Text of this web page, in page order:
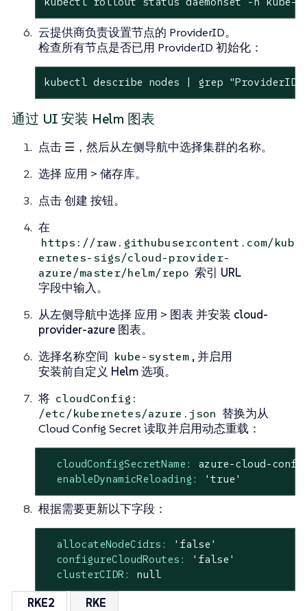
云提供商负责设置节点的 ProviderID。
检查所有节点是否已用 ProviderID 初始化：
kubectl describe nodes | grep "ProviderID"
通过 UI 安装 Helm 图表
点击 ☰ ，然后从左侧导航中选择集群的名称。
选择 应用 > 储存库。
点击创建 按钮。
在
https://raw.githubusercontent.com/kub
ernetes-sigs/cloud-provider-
azure/master/helm/repo 索引 URL
字段中输入。
从左侧导航中选择 应用 > 图表 并安装 cloud-
provider-azure 图表。
选择名称空间 kube-system, 并启用
安装前自定义 Helm 选项。
将 cloudConfig:
/etc/kubernetes/azure.json 替换为从
Cloud Config Secret 读取并启用动态重载：
cloudConfigSecretName:
azure-cloud-
enableDynamicReloading:
'true'
根据需要更新以下字段：
allocateNodeCidrs:
'false'
configureCloudRoutes:
'false'
clusterCIDR:
null
RKE2 RKE